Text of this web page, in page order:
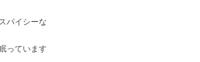
パイシーな
っています